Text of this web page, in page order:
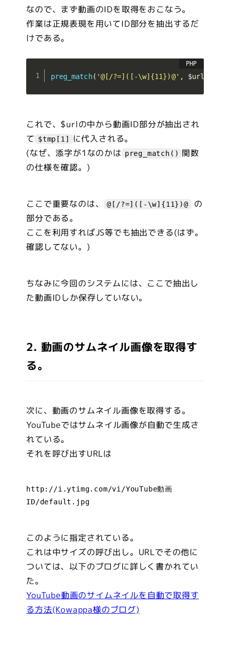
なので、まず動画のIDを取得をおこなう。
作業は正規表現を用いてID部分を抽出するだ
けである。
preg_match( '@[/?=]([-\w]{11})@' , $url
これで、$urlの中から動画ID部分が抽出され
て $tmp[1]
に代入される。
(なぜ、添字が1なのかは preg_match() 関数
の仕様を確認。)
ここで重要なのは、 @[/?=]([-\w]{11})@
の
部分である。
ここを利用すればJS等でも抽出できる(はず。
確認してない。)
ちなみに今回のシステムには、ここで抽出し
た動画IDしか保存していない。
2. 動画のサムネイル画像を取得す
る。
次に、動画のサムネイル画像を取得する。
YouTubeではサムネイル画像が自動で生成さ
れている。
それを呼び出すURLは
http://i.ytimg.com/vi/YouTube動画
ID/default.jpg
このように指定されている。
これは中サイズの呼び出し。URLでその他に
ついては、以下のブログに詳しく書かれてい
た。
YouTube動画のサイムネイルを自動で取得す
る方法(Kowappa様のブログ)